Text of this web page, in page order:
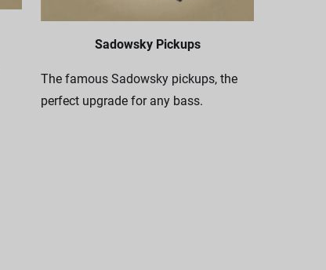
Sadowsky Pickups
The famous Sadowsky pickups, the
perfect upgrade for any bass.